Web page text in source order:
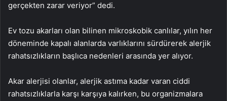
gerçekten zarar veriyor” dedi.
Ev tozu akarları olan bilinen mikroskobik canlılar, yılın her
döneminde kapalı alanlarda varlıklarını sürdürerek alerjik
rahatsızlıkların başlıca nedenleri arasında yer alıyor.
Akar alerjisi olanlar, alerjik astıma kadar varan ciddi
rahatsızlıklarla karşı karşıya kalırken, bu organizmalara